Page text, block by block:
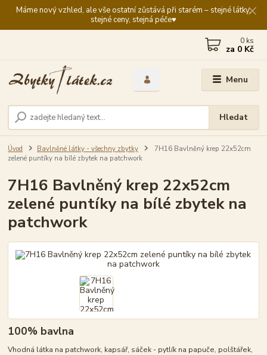
Máme nový vzhled, ale vše ostatní zůstává při starém – stejné látky,
stejné ceny, stejná péče♥️
Menu
Hledat
0 ks
za 0 Kč
Úvod Bavlněné látky - všechny zbytky
7H16 Bavlněný krep 22x52cm
zelené puntíky na bílé zbytek na patchwork
7H16 Bavlněný krep 22x52cm
zelené puntíky na bílé zbytek na
patchwork
100% bavlna
Vhodná látka na patchwork, kapsář, sáček - pytlík na papuče, polštářek,